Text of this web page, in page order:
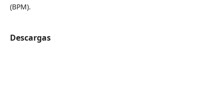
(BPM).
Descargas